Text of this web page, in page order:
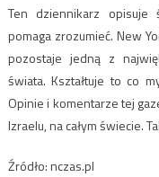
Ten dziennikarz opisuje
pomaga zrozumieć. New
pozostaje jedną z
świata. Kształtuje to co
Opinie i komentarze tej
Izraelu, na całym świecie.
Źródło: nczas.pl